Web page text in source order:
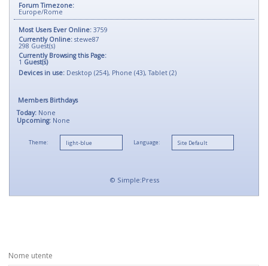
Forum Timezone:
Europe/Rome
Most Users Ever Online: 3759
Currently Online: stewe87
298 Guest(s)
Currently Browsing this Page:
1 Guest(s)
Devices in use: Desktop (254), Phone (43), Tablet (2)
Members Birthdays
Today: None
Upcoming: None
Theme: Language:
© Simple:Press
Nome utente